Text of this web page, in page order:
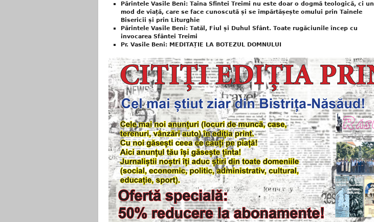
Părintele Vasile Beni: Taina Sfintei Treimi nu este doar o dogmă teologică, ci un
mod de viață, care se face cunoscută și se împărtășește omului prin Tainele
Bisericii și prin Liturghie
Părintele Vasile Beni: Tatăl, Fiul și Duhul Sfânt. Toate rugăciunile încep cu
invocarea Sfântei Treimi
Pr. Vasile Beni: MEDITAȚIE LA BOTEZUL DOMNULUI